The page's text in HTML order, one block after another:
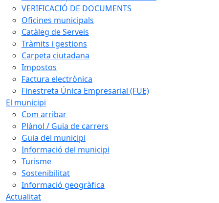
VERIFICACIÓ DE DOCUMENTS
Oficines municipals
Catàleg de Serveis
Tràmits i gestions
Carpeta ciutadana
Impostos
Factura electrònica
Finestreta Única Empresarial (FUE)
El municipi
Com arribar
Plànol / Guia de carrers
Guia del municipi
Informació del municipi
Turisme
Sostenibilitat
Informació geogràfica
Actualitat